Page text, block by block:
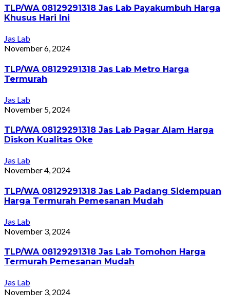
TLP/WA 08129291318 Jas Lab Payakumbuh Harga
Khusus Hari Ini
Jas Lab
November 6, 2024
TLP/WA 08129291318 Jas Lab Metro Harga
Termurah
Jas Lab
November 5, 2024
TLP/WA 08129291318 Jas Lab Pagar Alam Harga
Diskon Kualitas Oke
Jas Lab
November 4, 2024
TLP/WA 08129291318 Jas Lab Padang Sidempuan
Harga Termurah Pemesanan Mudah
Jas Lab
November 3, 2024
TLP/WA 08129291318 Jas Lab Tomohon Harga
Termurah Pemesanan Mudah
Jas Lab
November 3, 2024